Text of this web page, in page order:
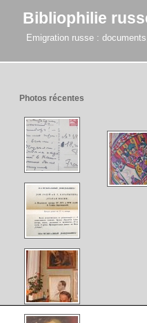
Bibliophilie
Emigration russe :
Photos récentes